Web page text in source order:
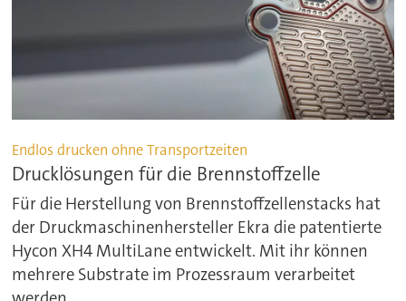
Endlos drucken ohne Transportzeiten
Drucklösungen für die Brennstoffzelle
Für die Herstellung von Brennstoffzellenstacks hat
der Druckmaschinenhersteller Ekra die patentierte
Hycon XH4 MultiLane entwickelt. Mit ihr können
mehrere Substrate im Prozessraum verarbeitet